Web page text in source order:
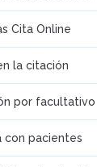
Cita Online
la citación
por facultativo
con pacientes